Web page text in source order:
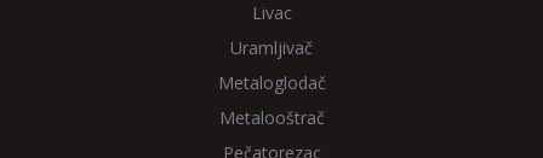
Livac
Uramljivač
Metaloglodač
Metalooštrač
Pečatorezac